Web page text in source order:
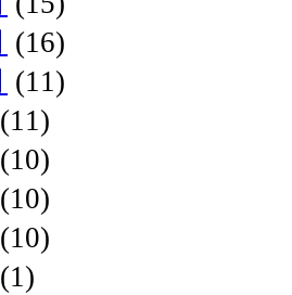
(16)
(11)
(11)
(10)
(10)
(10)
(1)